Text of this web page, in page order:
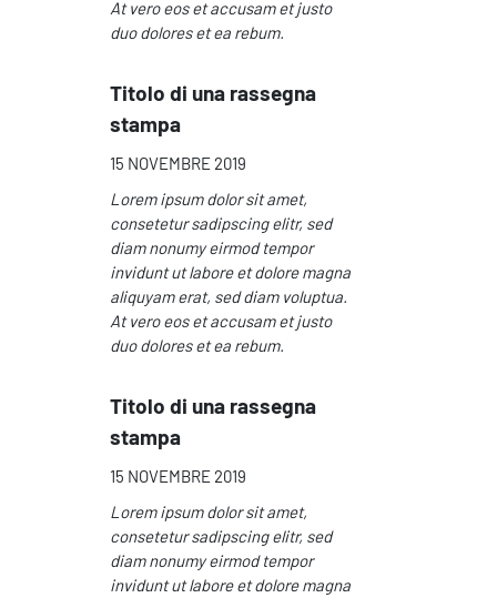
At vero eos et accusam et justo
duo dolores et ea rebum.
Titolo di una rassegna
stampa
15 NOVEMBRE 2019
Lorem ipsum dolor sit amet,
consetetur sadipscing elitr, sed
diam nonumy eirmod tempor
invidunt ut labore et dolore magna
aliquyam erat, sed diam voluptua.
At vero eos et accusam et justo
duo dolores et ea rebum.
Titolo di una rassegna
stampa
15 NOVEMBRE 2019
Lorem ipsum dolor sit amet,
consetetur sadipscing elitr, sed
diam nonumy eirmod tempor
invidunt ut labore et dolore magna